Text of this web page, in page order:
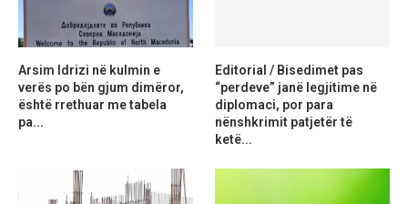
Arsim Idrizi në kulmin e
verës po bën gjum dimëror,
është rrethuar me tabela
pa...
Editorial / Bisedimet pas
“perdeve” janë legjitime në
diplomaci, por para
nënshkrimit patjetër të
ketë...